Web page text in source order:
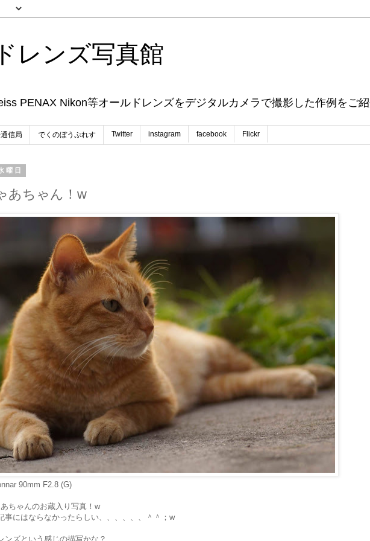
レンズ写真館
PENAX Nikon等オールドレンズをデジタルカメラで撮影した作例をご紹
信局 でくのぼうぷれす Twitter instagram facebook Flickr
曜日
あちゃん！w
90mm F2.8 (G)
ちゃんのお蔵入り写真！w
事にはならなかったらしい、、、、、、＾＾；w
ンズという感じの描写かな？